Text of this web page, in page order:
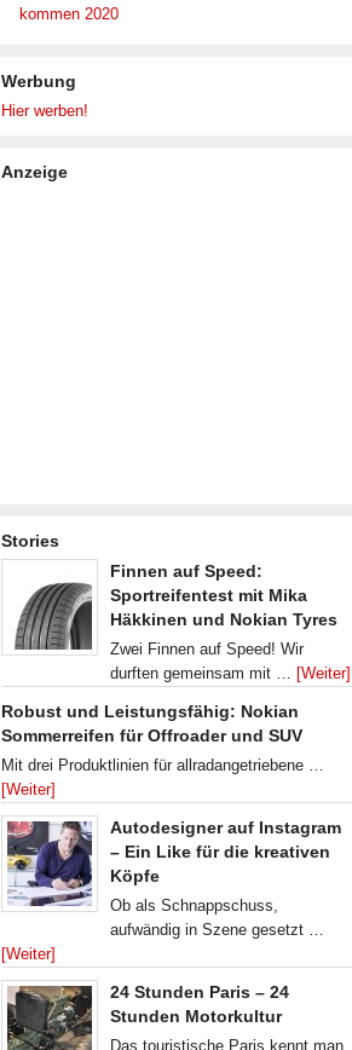
kommen 2020
Werbung
Hier werben!
Anzeige
Stories
Finnen auf Speed:
Sportreifentest mit Mika
Häkkinen und Nokian Tyres
Zwei Finnen auf Speed! Wir
durften gemeinsam mit … [Weiter]
Robust und Leistungsfähig: Nokian
Sommerreifen für Offroader und SUV
Mit drei Produktlinien für allradangetriebene …
[Weiter]
Autodesigner auf Instagram
– Ein Like für die kreativen
Köpfe
Ob als Schnappschuss,
aufwändig in Szene gesetzt …
[Weiter]
24 Stunden Paris – 24
Stunden Motorkultur
Das touristische Paris kennt man